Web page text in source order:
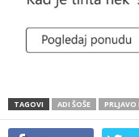
TAGOVI ADI ŠOŠE